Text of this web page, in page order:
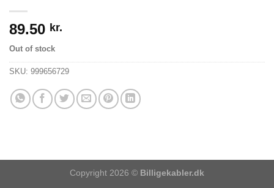
89.50 kr.
Out of stock
SKU: 999656729
Copyright 2026 © Billigekabler.dk